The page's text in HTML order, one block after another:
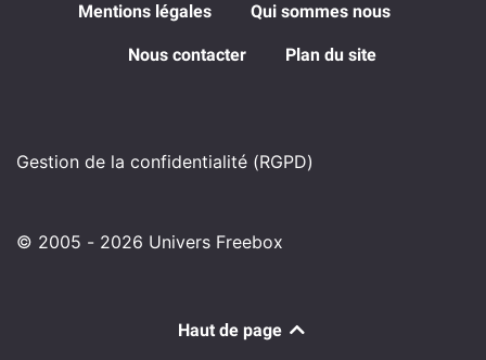
Mentions légales Qui sommes nous
Nous contacter Plan du site
Gestion de la confidentialité (RGPD)
© 2005 - 2026 Univers Freebox
Haut de page